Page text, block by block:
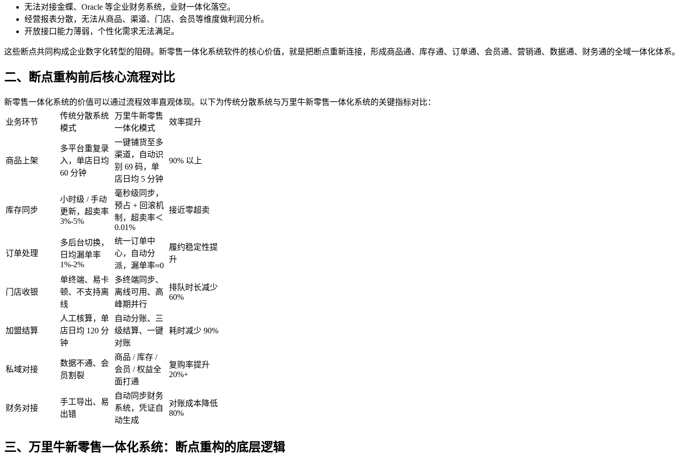
无法对接金蝶、Oracle 等企业财务系统，业财一体化落空。
经营报表分散，无法从商品、渠道、门店、会员等维度做利润分析。
开放接口能力薄弱，个性化需求无法满足。
这些断点共同构成企业数字化转型的阻碍。新零售一体化系统软件的核心价值，就是把断点重新连接，形成商品通、库存通、订单通、会员通、营销通、数据通、财务通的全域一体化体系。
二、断点重构前后核心流程对比
新零售一体化系统的价值可以通过流程效率直观体现。以下为传统分散系统与万里牛新零售一体化系统的关键指标对比：
业务环节
传统分散系统
模式
万里牛新零售
一体化模式
效率提升
商品上架
多平台重复录
入，单店日均
60 分钟
一键铺货至多
渠道，自动识
别 69 码，单
店日均 5 分钟
90% 以上
库存同步
小时级 / 手动
更新，超卖率
3%-5%
毫秒级同步，
预占 + 回滚机
制，超卖率＜
0.01%
接近零超卖
订单处理
多后台切换，
日均漏单率
1%-2%
统一订单中
心，自动分
派，漏单率≈0
履约稳定性提
升
门店收银
单终端、易卡
顿、不支持离
线
多终端同步、
离线可用、高
峰期并行
排队时长减少
60%
加盟结算
人工核算，单
店日均 120 分
钟
自动分账、三
级结算、一键
对账
耗时减少 90%
私域对接
数据不通、会
员割裂
商品 / 库存 /
会员 / 权益全
面打通
复购率提升
20%+
财务对接
手工导出、易
出错
自动同步财务
系统，凭证自
动生成
对账成本降低
80%
三、万里牛新零售一体化系统：断点重构的底层逻辑